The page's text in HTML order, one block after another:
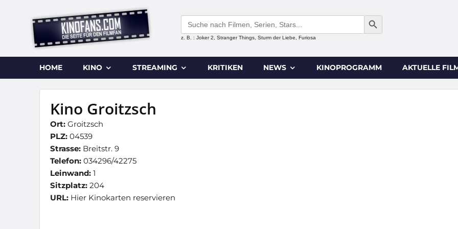
Search
for:
SEARCH BUTTON
z. B. : Joker 2, Stranger Things, Sturm der Liebe, Furiosa
HOME KINO STREAMING KRITIKEN NEWS KINOPROGRAMM AKTUELLE
Kino Groitzsch
Ort: Groitzsch
PLZ: 04539
Strasse: Breitstr. 9
Telefon: 034296/42275
Leinwand: 1
Sitzplatz: 204
URL: Hier Kinokarten reservieren